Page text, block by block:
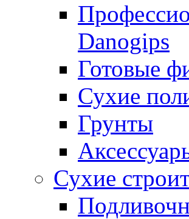
Danogips
Готовые
Сухие
Грунты
Сухие